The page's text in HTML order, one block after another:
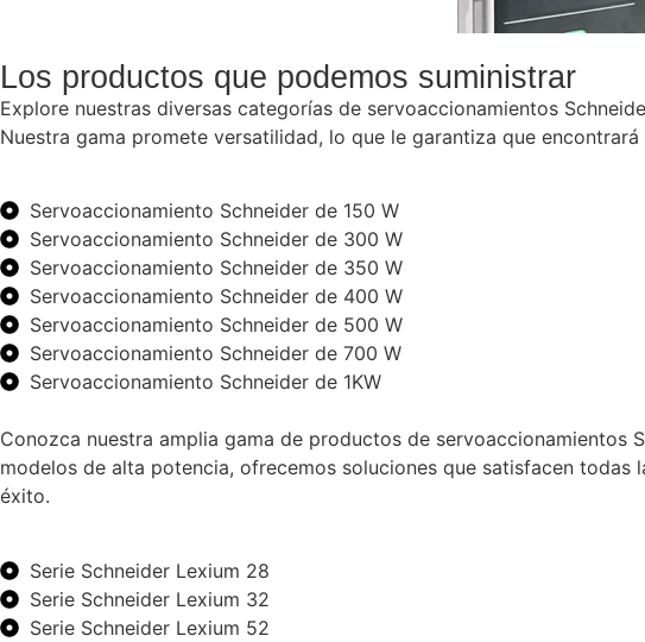
Los productos que podemos suministrar
Explore nuestras diversas categorías de servoaccionamientos
Nuestra gama promete versatilidad, lo que le garantiza que
Servoaccionamiento Schneider de 150 W
Servoaccionamiento Schneider de 300 W
Servoaccionamiento Schneider de 350 W
Servoaccionamiento Schneider de 400 W
Servoaccionamiento Schneider de 500 W
Servoaccionamiento Schneider de 700 W
Servoaccionamiento Schneider de 1KW
Conozca nuestra amplia gama de productos de servoaccionamientos
modelos de alta potencia, ofrecemos soluciones que satisfacen
éxito.
Serie Schneider Lexium 28
Serie Schneider Lexium 32
Serie Schneider Lexium 52